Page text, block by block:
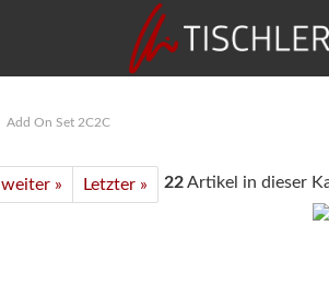
Add On Set 2C2C
weiter » Letzter » 22Artikel in dieser